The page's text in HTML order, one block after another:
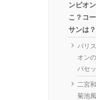
ンピオ
こ？コ
サンは？
バリ
オン
バセ
二宮
菊池